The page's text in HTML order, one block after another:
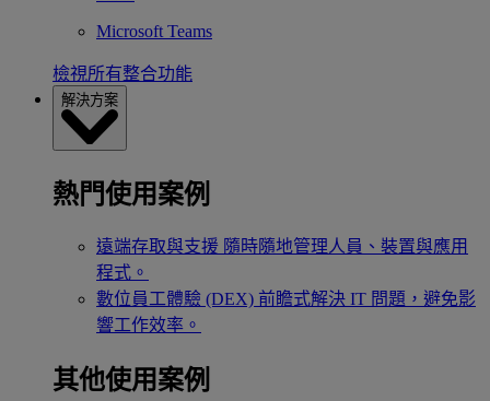
Microsoft Teams
檢視所有整合功能
解決方案
熱門使用案例
遠端存取與支援 隨時隨地管理人員、裝置與應用
程式。
數位員工體驗 (DEX) 前瞻式解決 IT 問題，避免影
響工作效率。
其他使用案例